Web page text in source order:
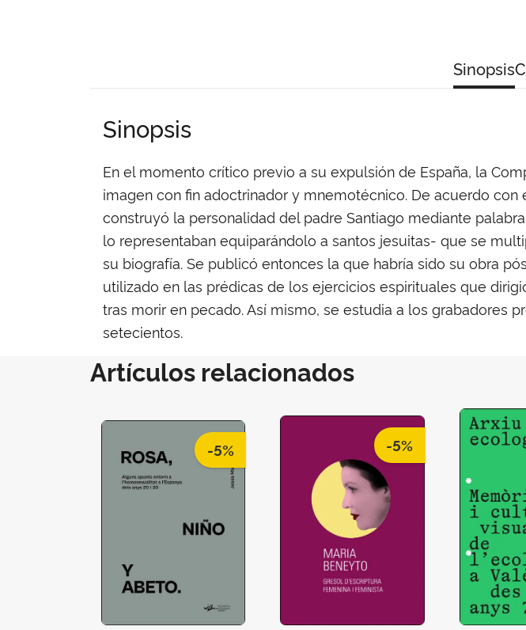
Sinopsis
Sinopsis
En el momento crítico previo a su expulsión de España, la
imagen con fin adoctrinador y mnemotécnico. De acuerdo
construyó la personalidad del padre Santiago mediante
lo representaban equiparándolo a santos jesuitas- que se
su biografía. Se publicó entonces la que habría sido su obra
utilizado en las prédicas de los ejercicios espirituales que
tras morir en pecado. Así mismo, se estudia a los grabadores
setecientos.
Artículos relacionados
-5% -5%